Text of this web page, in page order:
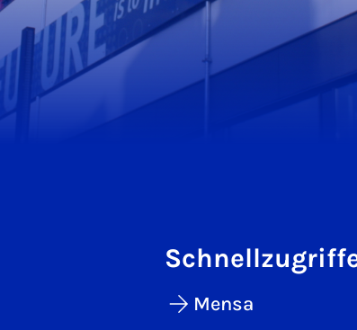
Mensa